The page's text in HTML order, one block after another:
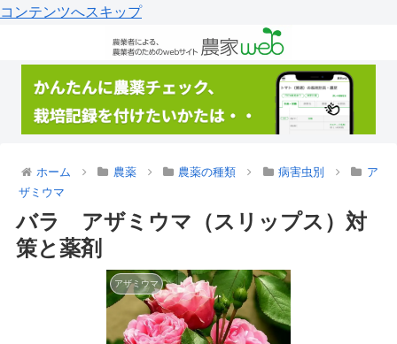
コンテンツへスキップ
ホーム 農薬 農薬の種類 病害虫別
ア
ザミウマ
バラ アザミウマ（スリップス）対
策と薬剤
アザミウマ